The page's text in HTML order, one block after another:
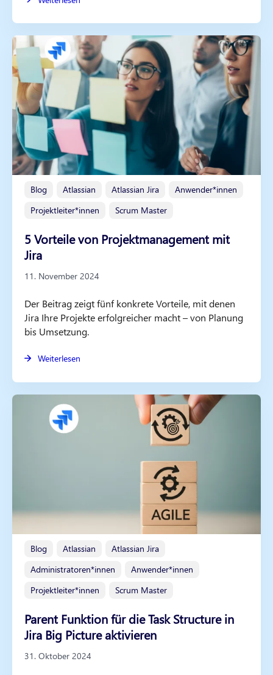
Blog Atlassian Atlassian Jira
Anwender*innen
Projektleiter*innen
Scrum Master
5 Vorteile von Projektmanagement mit
Jira
11. November 2024
Der Beitrag zeigt fünf konkrete Vorteile, mit denen
Jira Ihre Projekte erfolgreicher macht – von Planung
bis Umsetzung.
Weiterlesen
Blog Atlassian
Atlassian Jira
Administratoren*innen
Anwender*innen
Projektleiter*innen
Scrum Master
Parent Funktion für die Task Structure in
Jira Big Picture aktivieren
31. Oktober 2024